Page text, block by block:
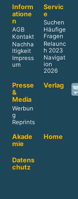
Inform
atione
n
AGB
Kontakt
Nachha
ltigkeit
Impress
um
Servic
e
Suchen
Häufige
Fragen
Relaunc
h 2023
Navigat
ion
2026
Presse
&
Media
Werbun
g
Reprints
Verlag
Akade
mie
Home
Datens
chutz